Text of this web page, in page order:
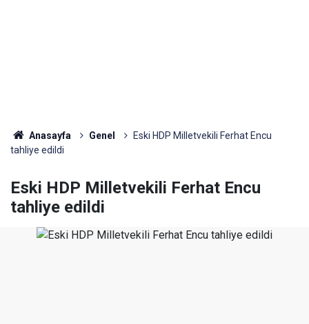
Anasayfa Genel
Eski HDP Milletvekili Ferhat Encu
tahliye edildi
Eski HDP Milletvekili Ferhat Encu
tahliye edildi